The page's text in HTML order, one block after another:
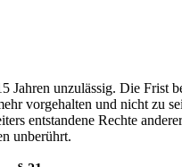
unzulässig. Die Frist
vorgehalten und nicht zu
entstandene Rechte
unberührt.